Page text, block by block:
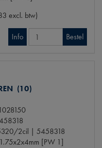
excl. btw)
Info Bestel
(10)
2cil | 5458318
[PW 1]